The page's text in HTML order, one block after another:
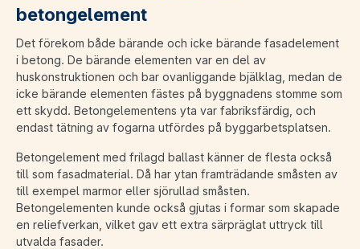
betongelement
Det förekom både bärande och icke bärande fasadelement
i betong. De bärande elementen var en del av
huskonstruktionen och bar ovanliggande bjälklag, medan de
icke bärande elementen fästes på byggnadens stomme som
ett skydd. Betongelementens yta var fabriksfärdig, och
endast tätning av fogarna utfördes på byggarbetsplatsen.
Betongelement med frilagd ballast känner de flesta också
till som fasadmaterial. Då har ytan framträdande småsten av
till exempel marmor eller sjörullad småsten.
Betongelementen kunde också gjutas i formar som skapade
en reliefverkan, vilket gav ett extra särpräglat uttryck till
utvalda fasader.